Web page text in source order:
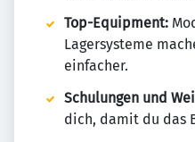
Top-Equipment:
Lagersysteme
einfacher.
Schulungen und
dich, damit du das